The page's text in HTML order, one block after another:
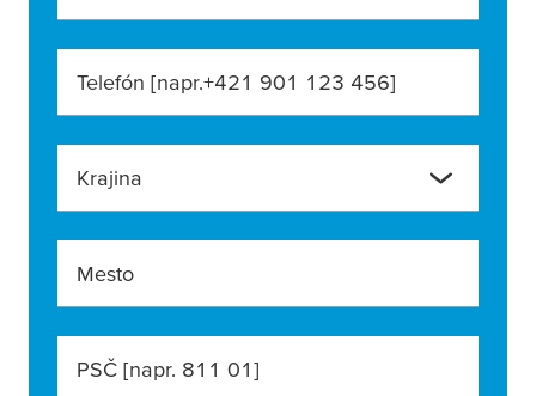
Telefón [napr.+421 901 123 456]
Krajina
Mesto
PSČ [napr. 811 01]